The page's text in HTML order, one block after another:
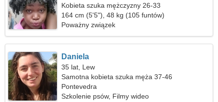
Kobieta szuka mężczyzny 26-33
164 cm (5'5"), 48 kg (105 funtów)
Poważny związek
Daniela
35 lat, Lew
Samotna kobieta szuka męża 37-46
Pontevedra
Szkolenie psów, Filmy wideo